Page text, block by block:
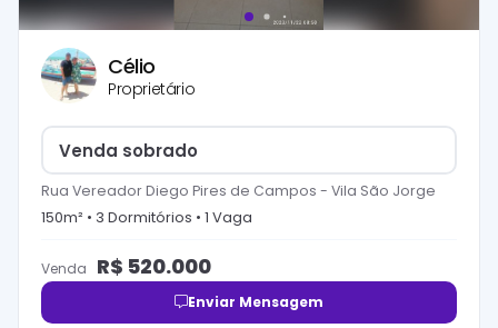
Célio
Proprietário
Venda sobrado
Rua Vereador Diego Pires de Campos - Vila São Jorge
150m² • 3 Dormitórios • 1 Vaga
Venda R$ 520.000
Enviar Mensagem